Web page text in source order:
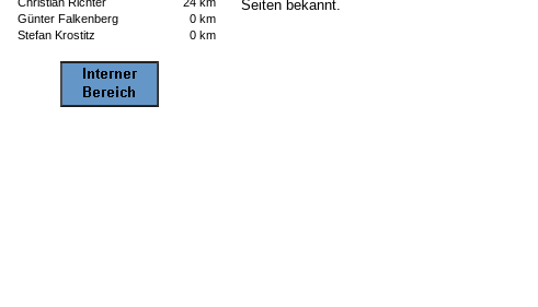
Günter Falkenberg
0 km
Stefan Krostitz
0 km
Seiten bekannt.